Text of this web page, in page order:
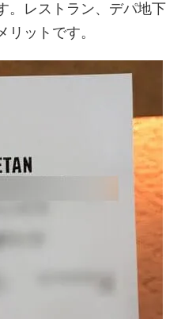
。レストラン、デパ地下
リットです。